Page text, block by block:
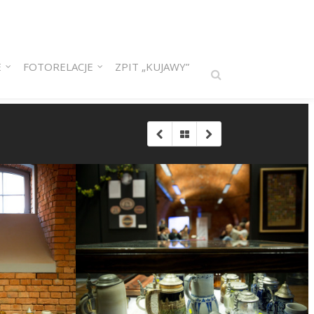
FOTORELACJE ZPIT „KUJAWY”